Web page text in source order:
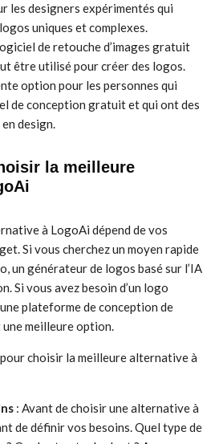
les designers expérimentés qui
uniques et complexes.
de retouche d’images gratuit
être utilisé pour créer des logos.
option pour les personnes qui
de conception gratuit et qui ont des
design.
la meilleure
à LogoAi dépend de vos
Si vous cherchez un moyen rapide
un générateur de logos basé sur l’IA
Si vous avez besoin d’un logo
plateforme de conception de
meilleure option.
choisir la meilleure alternative à
: Avant de choisir une alternative à
de définir vos besoins. Quel type de